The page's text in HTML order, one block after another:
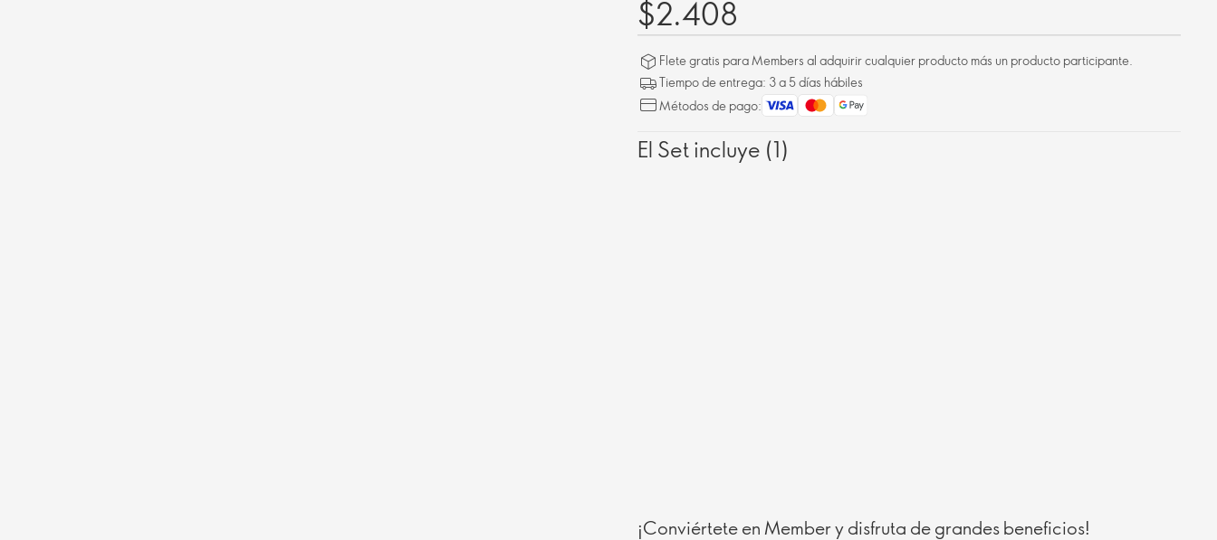
$2.408
Flete gratis para Members al adquirir cualquier producto más un producto participante.
Tiempo de entrega: 3 a 5 días hábiles
Métodos de pago:
El Set incluye (1)
¡Conviértete en Member y disfruta de grandes beneficios!